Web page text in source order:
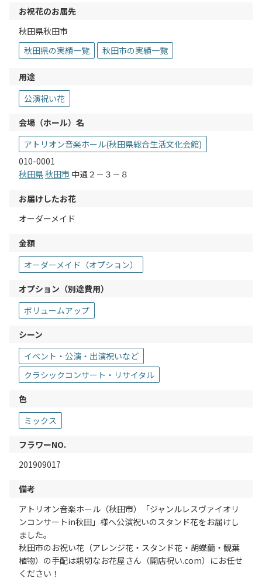
お祝花のお届先
秋田県秋田市
秋田県の実績一覧
秋田市の実績一覧
用途
公演祝い花
会場（ホール）名
アトリオン音楽ホール(秋田県総合生活文化会館)
010-0001
秋田県秋田市 中通２－３－８
お届けしたお花
オーダーメイド
金額
オーダーメイド（オプション）
オプション（別途費用）
ボリュームアップ
シーン
イベント・公演・出演祝いなど
クラシックコンサート・リサイタル
色
ミックス
フラワーNO.
201909017
備考
アトリオン音楽ホール（秋田市）「ジャンルレスヴァイオリ
ンコンサートin秋田」様へ公演祝いのスタンド花をお届けし
ました。
秋田市のお祝い花（アレンジ花・スタンド花・胡蝶蘭・観葉
植物）の手配は親切なお花屋さん（開店祝い.com）にお任せ
ください！